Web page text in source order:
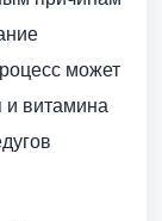
может
и витамина